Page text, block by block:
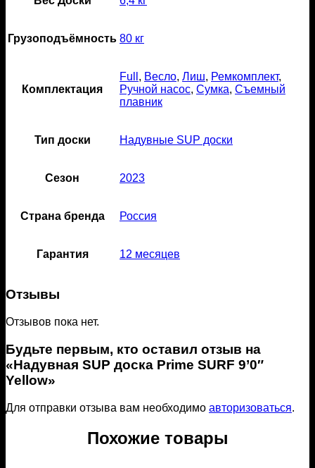
Грузоподъёмность 80 кг
Комплектация
Full , Весло, Лиш, Ремкомплект,
Ручной насос, Сумка, Съемный
плавник
Тип доски Надувные SUP доски
Сезон 2023
Страна бренда Россия
Гарантия 12 месяцев
Отзывы
Отзывов пока нет.
Будьте первым, кто оставил отзыв на
«Надувная SUP доска Prime SURF 9’0″
Yellow»
Для отправки отзыва вам необходимо авторизоваться.
Похожие товары